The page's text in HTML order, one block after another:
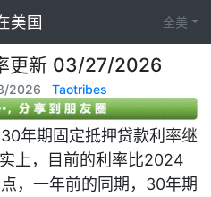
美国 全美
更新 03/27/2026
2026 Taotribes
年期固定抵押贷款利率继
上，目前的利率比2024
，一年前的同期，30年期